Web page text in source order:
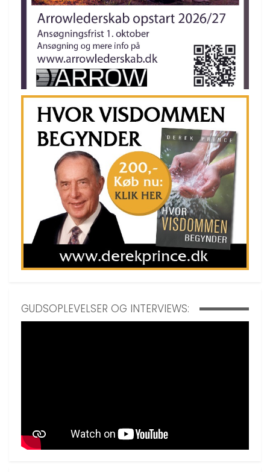
GUDSOPLEVELSER OG INTERVIEWS: